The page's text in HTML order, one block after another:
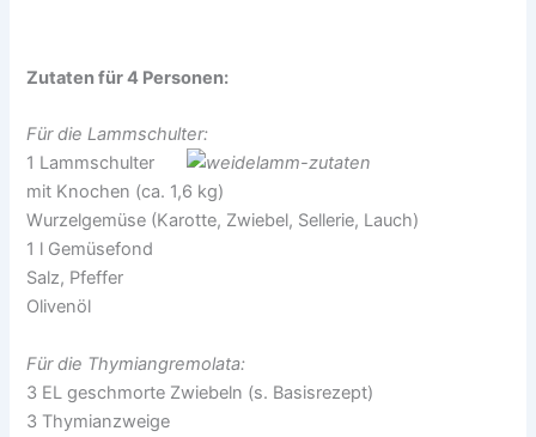
Zutaten für 4 Personen:
Für die Lammschulter:
1 Lammschulter
mit Knochen (ca. 1,6 kg)
Wurzelgemüse (Karotte, Zwiebel, Sellerie, Lauch)
1 l Gemüsefond
Salz, Pfeffer
Olivenöl
Für die Thymiangremolata:
3 EL geschmorte Zwiebeln (s. Basisrezept)
3 Thymianzweige